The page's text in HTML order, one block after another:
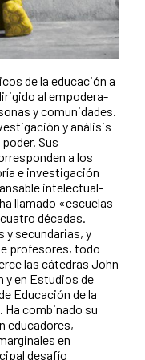
de la educación a
al empodera-
y comunidades.
y análisis
Sus
a los
e investigación
intelectual-
llamado «escuelas
décadas.
y secundarias, y
profesores, todo
las cátedras John
y en Estudios de
Educación de la
Ha combinado su
educadores,
en
desafío